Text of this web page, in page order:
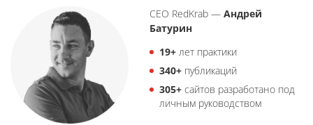
CEO RedKrab — Андрей
Батурин
19+лет практики
340+публикаций
305+сайтов разработано под
личным руководством